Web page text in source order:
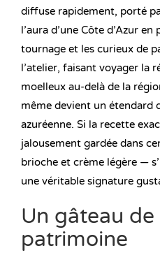
diffuse rapidement, porté
l’aura d’une Côte d’Azur
tournage et les curieux de
l’atelier, faisant voyager la
moelleux au-delà de la
même devient un étendard
azuréenne. Si la recette
jalousement gardée dans
brioche et crème légère —
une véritable signature
Un gâteau
patrimoine